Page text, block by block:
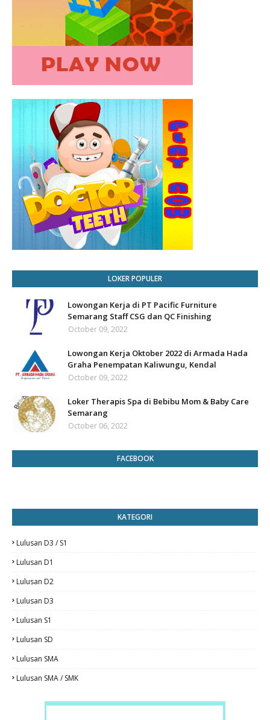
LOKER POPULER
Lowongan Kerja di PT Pacific Furniture
Semarang Staff CSG dan QC Finishing
October 09, 2022
Lowongan Kerja Oktober 2022 di Armada Hada
Graha Penempatan Kaliwungu, Kendal
October 09, 2022
Loker Therapis Spa di Bebibu Mom & Baby Care
Semarang
October 06, 2022
FACEBOOK
KATEGORI
Lulusan D3 / S1
Lulusan D1
Lulusan D2
Lulusan D3
Lulusan S1
Lulusan SD
Lulusan SMA
Lulusan SMA / SMK